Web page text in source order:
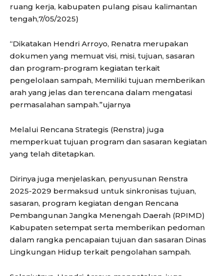
ruang kerja, kabupaten pulang pisau kalimantan
tengah,7/05/2025)
“Dikatakan Hendri Arroyo, Renatra merupakan
dokumen yang memuat visi, misi, tujuan, sasaran
dan program-program kegiatan terkait
pengelolaan sampah, Memiliki tujuan memberikan
arah yang jelas dan terencana dalam mengatasi
permasalahan sampah.”ujarnya
Melalui Rencana Strategis (Renstra) juga
memperkuat tujuan program dan sasaran kegiatan
yang telah ditetapkan.
Dirinya juga menjelaskan, penyusunan Renstra
2025-2029 bermaksud untuk sinkronisas tujuan,
sasaran, program kegiatan dengan Rencana
Pembangunan Jangka Menengah Daerah (RPIMD)
Kabupaten setempat serta memberikan pedoman
dalam rangka pencapaian tujuan dan sasaran Dinas
Lingkungan Hidup terkait pengolahan sampah.